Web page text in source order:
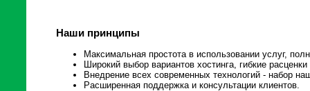
Наши принципы
Максимальная простота в использовании услуг,
Широкий выбор вариантов хостинга, гибкие
Внедрение всех современных технологий - набор
Расширенная поддержка и консультации клиентов.